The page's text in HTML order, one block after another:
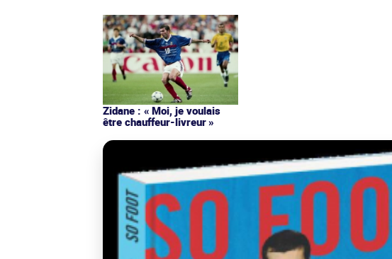
Zidane : « Moi, je voulais
être chauffeur-livreur »